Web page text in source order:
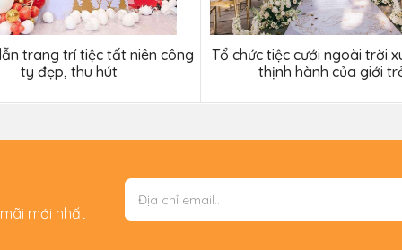
trang trí tiệc tất niên công
ty đẹp, thu hút
Tổ chức tiệc cưới ngoài trời
thịnh hành của giới
mới nhất